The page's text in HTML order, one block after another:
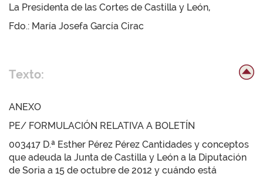
La Presidenta de las Cortes de Castilla y León,
Fdo.: María Josefa García Cirac
Texto:
ANEXO
PE/ FORMULACIÓN RELATIVA A BOLETÍN
003417 D.ª Esther Pérez Pérez Cantidades y conceptos
que adeuda la Junta de Castilla y León a la Diputación
de Soria a 15 de octubre de 2012 y cuándo está